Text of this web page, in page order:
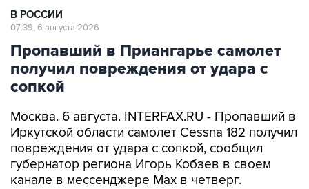
В РОССИИ
07:39, 6 августа 2026
Пропавший в Приангарье самолет
получил повреждения от удара с
сопкой
Москва. 6 августа. INTERFAX.RU - Пропавший в
Иркутской области самолет Cessna 182 получил
повреждения от удара с сопкой, сообщил
губернатор региона Игорь Кобзев в своем
канале в мессенджере Мах в четверг.